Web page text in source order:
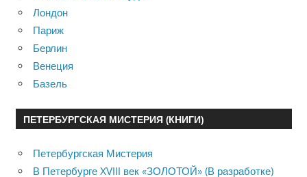
Лондон
Париж
Берлин
Венеция
Базель
ПЕТЕРБУРГСКАЯ МИСТЕРИЯ (КНИГИ)
Петербургская Мистерия
В Петербурге XVIII век «ЗОЛОТОЙ» (В разработке)